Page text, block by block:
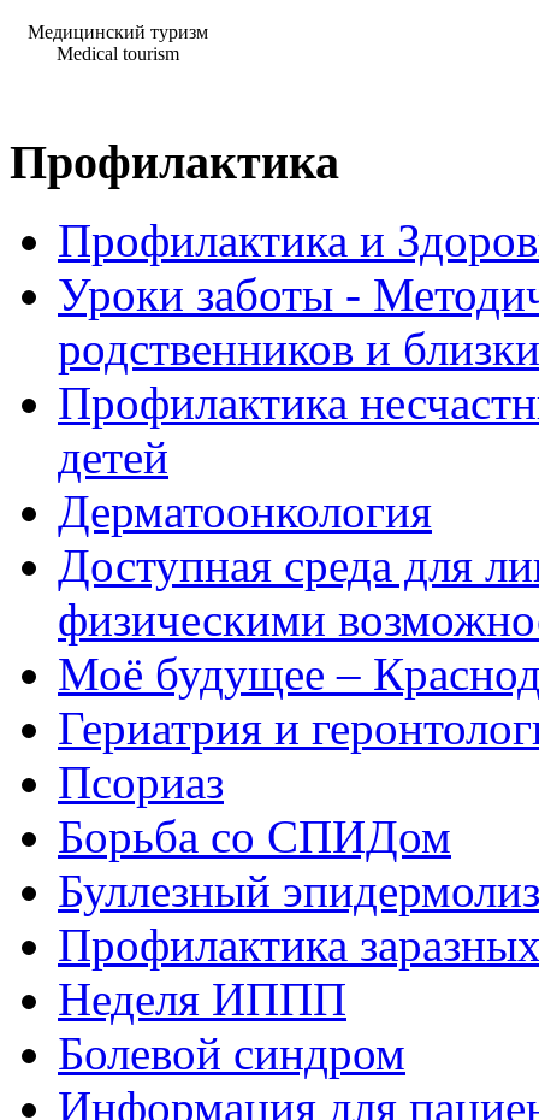
Медицинский туризм
Medical tourism
Профилактика
Профилактика и
Уроки заботы -
родственников и
Профилактика
детей
Дерматоонкология
Доступная среда для
физическими
Моё будущее –
Гериатрия и
Псориаз
Борьба со СПИДом
Буллезный эпидермолиз
Профилактика
Неделя ИППП
Болевой синдром
Информация для